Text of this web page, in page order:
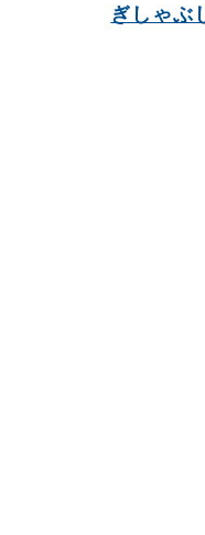
ぎしゃぶ